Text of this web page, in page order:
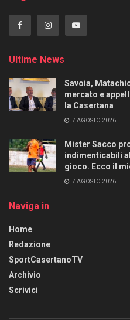
Ultime News
Savoia,
mercato e
la Casertana
7 AGOSTO 2026
Mister Sacco
indimenticabili
gioco. Ecco il
7 AGOSTO 2026
Naviga in
Home
Redazione
SportCasertanoTV
Archivio
Scrivici